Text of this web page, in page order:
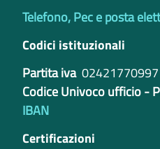
Telefono, Pec e posta
Codici istituzionali
Partita iva 02421770997
Codice Univoco ufficio -
IBAN
Certificazioni